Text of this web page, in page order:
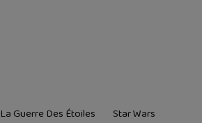
La Guerre Des Étoiles Star Wars